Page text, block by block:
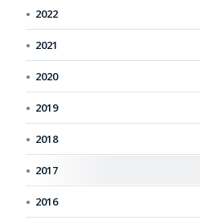
2022
2021
2020
2019
2018
2017
2016